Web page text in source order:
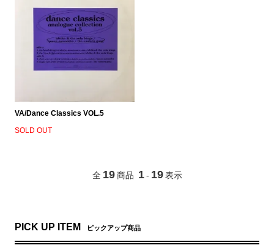
VA/Dance Classics VOL.5
SOLD OUT
全 19 商品 1 - 19 表示
PICK UP ITEM ピックアップ商品